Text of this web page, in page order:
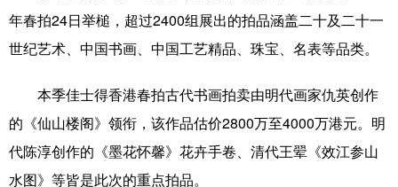
多语种频道
English Español Français عربى
Русский язык 日本語 한국어
Deutsch Português
年春拍24日举槌，超过2400组展出的拍品涵盖二十及二十一
世纪艺术、中国书画、中国工艺精品、珠宝、名表等品类。
本季佳士得香港春拍古代书画拍卖由明代画家仇英创作
的《仙山楼阁》领衔，该作品估价2800万至4000万港元。明
代陈淳创作的《墨花怀馨》花卉手卷、清代王翚《效江参山
水图》等皆是此次的重点拍品。